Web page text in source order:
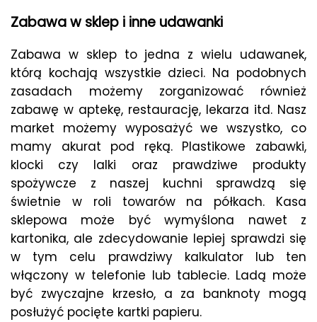
Zabawa w sklep i inne udawanki
Zabawa w sklep to jedna z wielu udawanek,
którą kochają wszystkie dzieci. Na podobnych
zasadach możemy zorganizować również
zabawę w aptekę, restaurację, lekarza itd. Nasz
market możemy wyposażyć we wszystko, co
mamy akurat pod ręką. Plastikowe zabawki,
klocki czy lalki oraz prawdziwe produkty
spożywcze z naszej kuchni sprawdzą się
świetnie w roli towarów na półkach. Kasa
sklepowa może być wymyślona nawet z
kartonika, ale zdecydowanie lepiej sprawdzi się
w tym celu prawdziwy kalkulator lub ten
włączony w telefonie lub tablecie. Ladą może
być zwyczajne krzesło, a za banknoty mogą
posłużyć pocięte kartki papieru.